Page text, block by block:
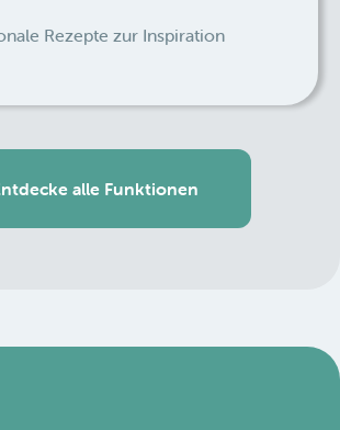
Rezepte zur Inspiration
alle Funktionen